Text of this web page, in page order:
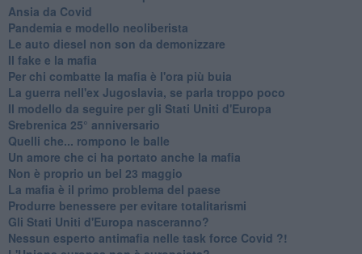
Ansia da Covid
Pandemia e modello neoliberista
Le auto diesel non son da demonizzare
​Il fake e la mafia
Per chi combatte la mafia è l'ora più buia
La guerra nell'ex Jugoslavia, se parla troppo poco
Il modello da seguire per gli Stati Uniti d'Europa
Srebrenica 25° anniversario
Quelli che... rompono le balle
Un amore che ci ha portato anche la mafia
Non è proprio un bel 23 maggio
La mafia è il primo problema del paese
Produrre benessere per evitare totalitarismi
Gli Stati Uniti d'Europa nasceranno?
Nessun esperto antimafia nelle task force Covid ?!